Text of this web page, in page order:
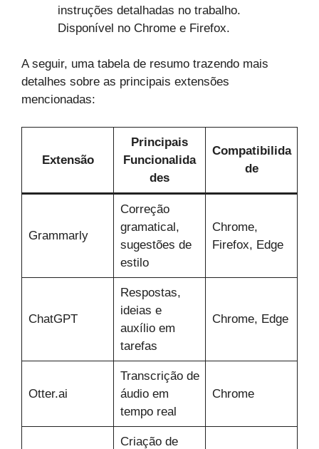
instruções detalhadas no trabalho.
Disponível no Chrome e Firefox.
A seguir, uma tabela de resumo trazendo mais
detalhes sobre as principais extensões
mencionadas:
Extensão
Principais
Funcionalida
des
Compatibilida
de
Grammarly
Correção
gramatical,
sugestões de
estilo
Chrome,
Firefox, Edge
ChatGPT
Respostas,
ideias e
auxílio em
tarefas
Chrome, Edge
Otter.ai
Transcrição de
áudio em
tempo real
Chrome
Criação de